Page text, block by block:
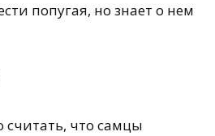
попугая, но знает о нем
что самцы